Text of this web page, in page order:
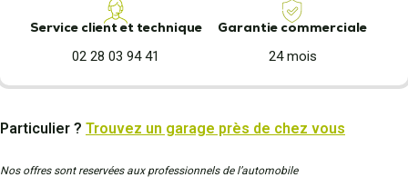
Service client et technique
02 28 03 94 41
Garantie commerciale
24 mois
Particulier ? Trouvez un garage près de chez vous
Nos offres sont reservées aux professionnels de l’automobile